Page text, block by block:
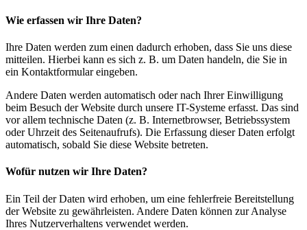
Wie erfassen wir Ihre Daten?
Ihre Daten werden zum einen dadurch erhoben, dass Sie uns diese
mitteilen. Hierbei kann es sich z. B. um Daten handeln, die Sie in
ein Kontaktformular eingeben.
Andere Daten werden automatisch oder nach Ihrer Einwilligung
beim Besuch der Website durch unsere IT-Systeme erfasst. Das sind
vor allem technische Daten (z. B. Internetbrowser, Betriebssystem
oder Uhrzeit des Seitenaufrufs). Die Erfassung dieser Daten erfolgt
automatisch, sobald Sie diese Website betreten.
Wofür nutzen wir Ihre Daten?
Ein Teil der Daten wird erhoben, um eine fehlerfreie Bereitstellung
der Website zu gewährleisten. Andere Daten können zur Analyse
Ihres Nutzerverhaltens verwendet werden.